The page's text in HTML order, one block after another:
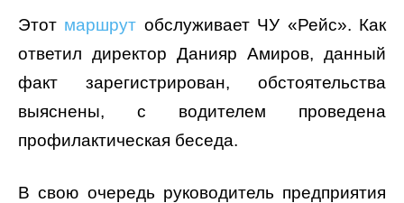
Этот маршрут обслуживает ЧУ «Рейс». Как
ответил директор Данияр Амиров, данный
факт зарегистрирован, обстоятельства
выяснены, с водителем проведена
профилактическая беседа.
В свою очередь руководитель предприятия